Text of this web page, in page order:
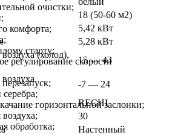
очистки;
комфорта;
старту;
регулирование скорости
горизонтальной заслонки;
обработка;
18 (50-60 м2)
5,42 кВт
5,28 кВт
(холод),
15 — 43
-7 — 24
RECHI
30
Настенный